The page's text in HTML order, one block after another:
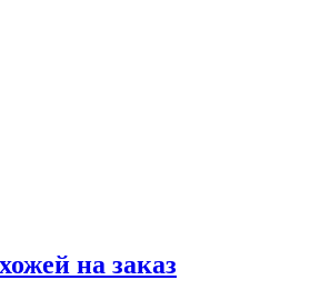
на заказ